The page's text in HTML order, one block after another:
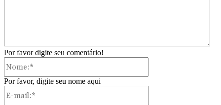
Por favor digite seu comentário!
Por favor, digite seu nome aqui